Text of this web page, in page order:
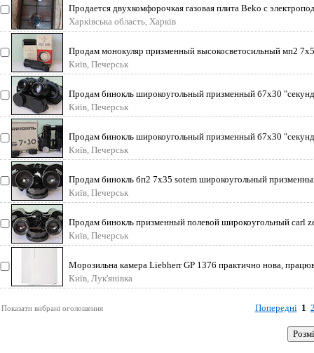
Продается двухкомфорочкая газовая плита Beko с
Харківська область, Харків
Продам монокуляр призменный высокосветосильный мп2
Київ, Печерськ
Продам бинокль широкоугольный призменный б7х30
Київ, Печерськ
Продам бинокль широкоугольный призменный б7х30
Київ, Печерськ
Продам бинокль бп2 7х35 sotem широкоугольный
Київ, Печерськ
Продам бинокль призменный полевой широкоугольный carl
Київ, Печерськ
Морозильна камера Liebherr GP 1376 практично нова,
Київ, Лук'янівка
Показати вибрані оголошення Попередні 1